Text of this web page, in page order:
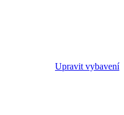
Upravit vybavení